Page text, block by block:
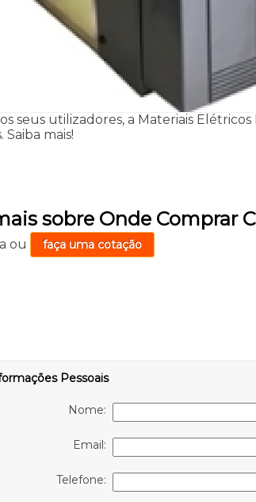
seus utilizadores, a Materiais
Saiba mais!
sobre Onde Comprar
ou faça uma cotação
Pessoais
Nome:
Email:
Telefone: